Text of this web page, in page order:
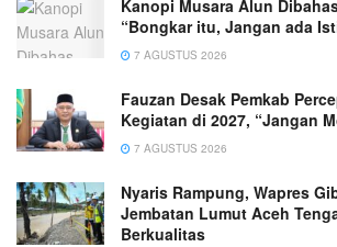
Kanopi Musara Alun
“Bongkar itu, Jangan ada
7 AGUSTUS 2026
Fauzan Desak Pemkab
Kegiatan di 2027, “Jangan
7 AGUSTUS 2026
Nyaris Rampung, Wapres
Jembatan Lumut Aceh
Berkualitas